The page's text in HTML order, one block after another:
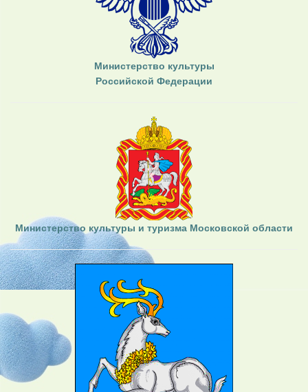
Министерство культуры
Российской Федерации
Министерство культуры и туризма Московской области